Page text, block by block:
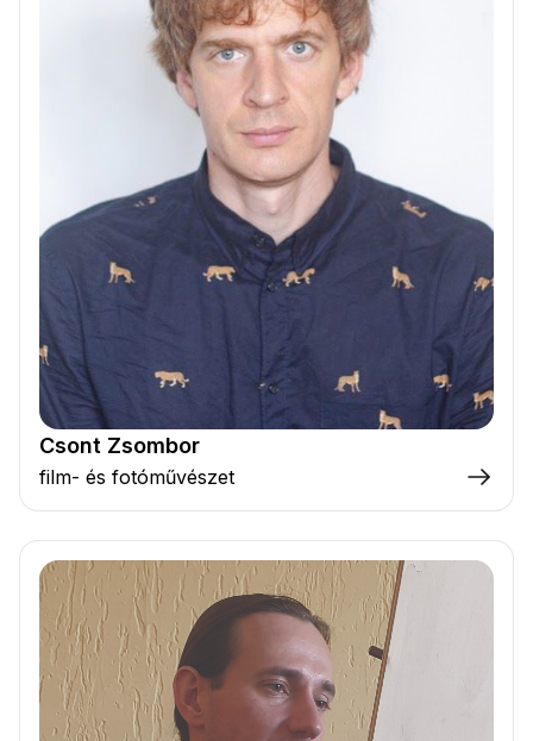
Csont Zsombor
film- és fotóművészet